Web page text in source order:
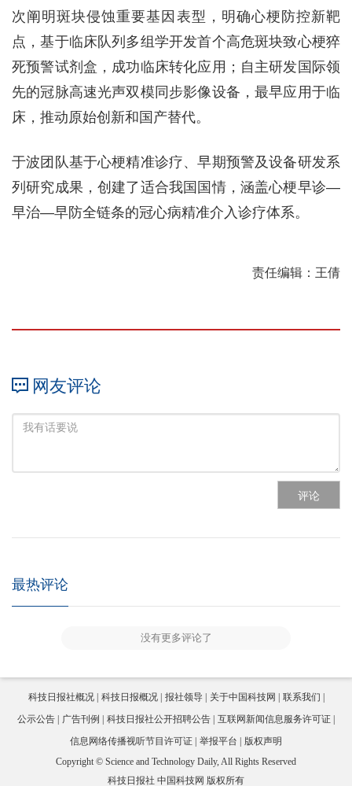
次阐明斑块侵蚀重要基因表型，明确心梗防控新靶
点，基于临床队列多组学开发首个高危斑块致心梗猝
死预警试剂盒，成功临床转化应用；自主研发国际领
先的冠脉高速光声双模同步影像设备，最早应用于临
床，推动原始创新和国产替代。
于波团队基于心梗精准诊疗、早期预警及设备研发系
列研究成果，创建了适合我国国情，涵盖心梗早诊—
早治—早防全链条的冠心病精准介入诊疗体系。
责任编辑：王倩
网友评论
评论
最热评论
没有更多评论了
科技日报社概况 科技日报概况 报社领导 关于中国科技网
联系我们
公示公告
广告刊例 科技日报社公开招聘公告
互联网新闻信息服务许可证
信息网络传播视听节目许可证
举报平台
版权声明
Copyright © Science and Technology Daily, All Rights Reserved
科技日报社 中国科技网 版权所有